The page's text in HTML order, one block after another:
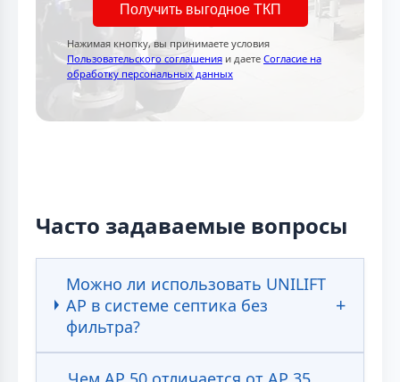
Получить выгодное ТКП
Нажимая кнопку, вы принимаете условия
Пользовательского соглашения и даете Согласие на
обработку персональных данных
Часто задаваемые вопросы
Можно ли использовать UNILIFT
AP в системе септика без
фильтра?